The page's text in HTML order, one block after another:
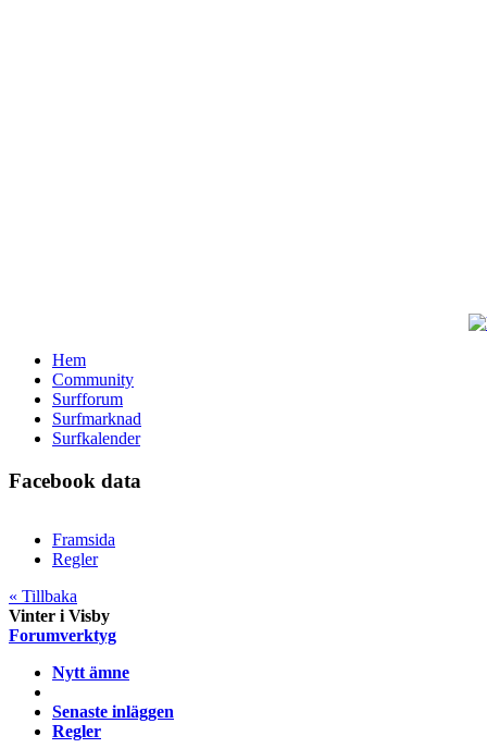
Hem
Community
Surfforum
Surfmarknad
Surfkalender
Facebook data
Framsida
Regler
« Tillbaka
Vinter i Visby
Forumverktyg
Nytt ämne
Senaste inläggen
Regler